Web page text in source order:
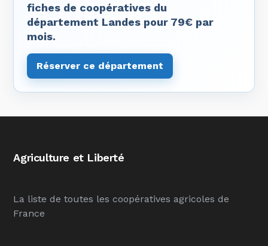
fiches de coopératives du
département Landes pour 79€ par
mois.
Réserver ce département
Agriculture et Liberté
La liste de toutes les coopératives agricoles de
France